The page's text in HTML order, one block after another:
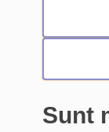
Sunt